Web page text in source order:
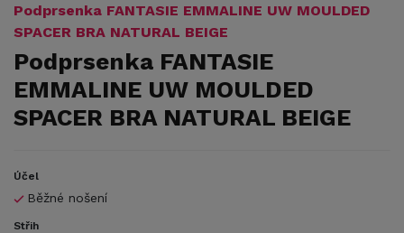
Podprsenka FANTASIE EMMALINE UW MOULDED
SPACER BRA NATURAL BEIGE
Podprsenka FANTASIE
EMMALINE UW MOULDED
SPACER BRA NATURAL BEIGE
Účel
Běžné nošení
Střih